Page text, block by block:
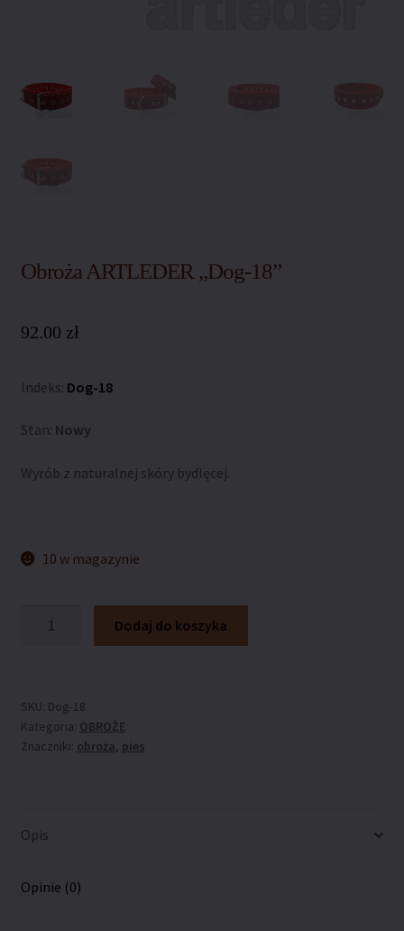
Polityka zwrotów
Regulamin sklepu
Obroża ARTLEDER „Dog-18”
92.00 zł
Indeks: Dog-18
Stan: Nowy
Wyrób z naturalnej skóry bydlęcej.
10 w magazynie
18”
Dodaj do koszyka
SKU: Dog-18
Kategoria: OBROŻE
Znaczniki: obroża, pies
Opis
Opinie (0)